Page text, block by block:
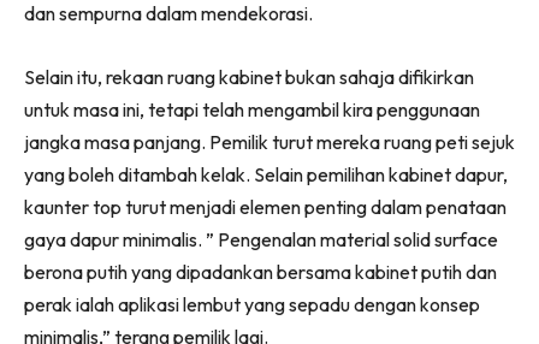
Hub Ideaktiv
dan sempurna dalam mendekorasi.
Selain itu, rekaan ruang kabinet bukan sahaja difikirkan
untuk masa ini, tetapi telah mengambil kira penggunaan
jangka masa panjang. Pemilik turut mereka ruang peti sejuk
yang boleh ditambah kelak. Selain pemilihan kabinet dapur,
kaunter top turut menjadi elemen penting dalam penataan
gaya dapur minimalis. ” Pengenalan material solid surface
berona putih yang dipadankan bersama kabinet putih dan
perak ialah aplikasi lembut yang sepadu dengan konsep
minimalis,” terang pemilik lagi.